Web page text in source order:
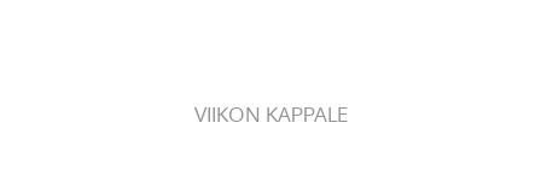
VIIKON KAPPALE